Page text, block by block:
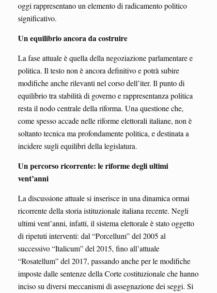
oggi rappresentano un elemento di radicamento politico
significativo.
Un equilibrio ancora da costruire
La fase attuale è quella della negoziazione parlamentare e
politica. Il testo non è ancora definitivo e potrà subire
modifiche anche rilevanti nel corso dell’iter. Il punto di
equilibrio tra stabilità di governo e rappresentanza politica
resta il nodo centrale della riforma. Una questione che,
come spesso accade nelle riforme elettorali italiane, non è
soltanto tecnica ma profondamente politica, e destinata a
incidere sugli equilibri della legislatura.
Un percorso ricorrente: le riforme degli ultimi
vent’anni
La discussione attuale si inserisce in una dinamica ormai
ricorrente della storia istituzionale italiana recente. Negli
ultimi vent’anni, infatti, il sistema elettorale è stato oggetto
di ripetuti interventi: dal “Porcellum” del 2005 al
successivo “Italicum” del 2015, fino all’attuale
“Rosatellum” del 2017, passando anche per le modifiche
imposte dalle sentenze della Corte costituzionale che hanno
inciso su diversi meccanismi di assegnazione dei seggi. Si